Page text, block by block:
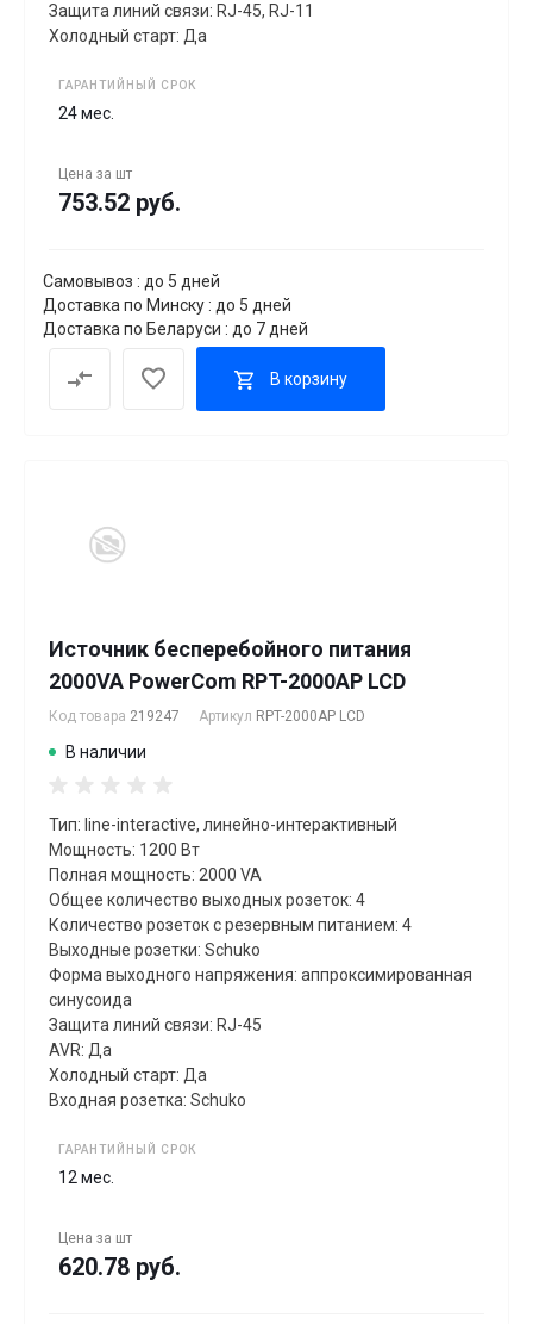
Защита линий связи: RJ-45, RJ-11
Холодный старт: Да
ГАРАНТИЙНЫЙ СРОК
24 мес.
Цена за шт
753.52 руб.
Самовывоз : до 5 дней
Доставка по Минску : до 5 дней
Доставка по Беларуси : до 7 дней
В корзину
Источник бесперебойного питания
2000VA PowerCom RPT-2000AP LCD
Код товара 219247 Артикул RPT-2000AP LCD
В наличии
Тип: line-interactive, линейно-интерактивный
Мощность: 1200 Вт
Полная мощность: 2000 VA
Общее количество выходных розеток: 4
Количество розеток с резервным питанием: 4
Выходные розетки: Schuko
Форма выходного напряжения: аппроксимированная
синусоида
Защита линий связи: RJ-45
AVR: Да
Холодный старт: Да
Входная розетка: Schuko
ГАРАНТИЙНЫЙ СРОК
12 мес.
Цена за шт
620.78 руб.